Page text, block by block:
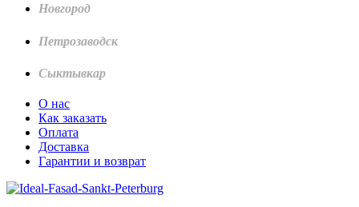
Новгород
Петрозаводск
Сыктывкар
О нас
Как заказать
Оплата
Доставка
Гарантии и возврат